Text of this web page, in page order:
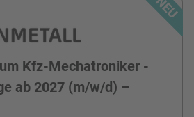
Kfz-Mechatroniker -
ab 2027 (m/w/d) –